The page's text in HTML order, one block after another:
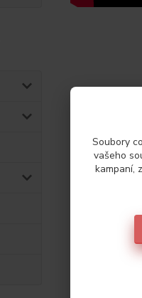
Původ zboží
Parametry
Soubory
vašeho
kampaní,